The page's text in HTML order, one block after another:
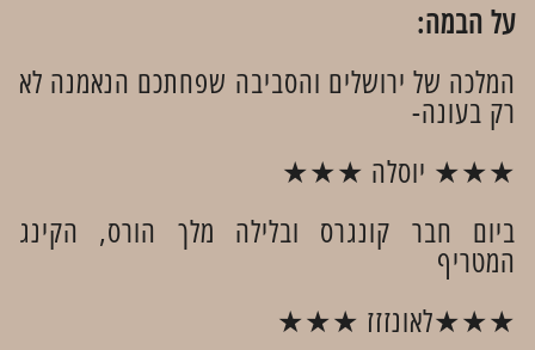
על הבמה:
המלכה של ירושלים והסביבה שפחתכם הנאמנה לא
רק בעונה-
★★★ יוסלה ★★★
ביום חבר קונגרס ובלילה מלך הורס, הקינג
המטריף
★★★לאונזזז ★★★